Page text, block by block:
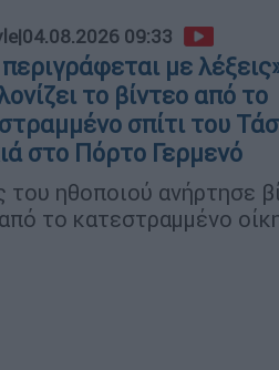
|04.08.2026 09:33
με
το βίντεο από το
σπίτι του
στο Πόρτο Γερμενό
του ηθοποιού ανήρτησε
το κατεστραμμένο